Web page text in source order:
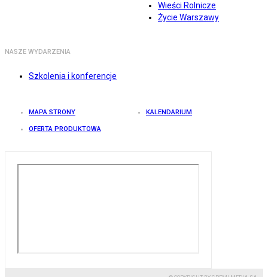
Wieści Rolnicze
Życie Warszawy
NASZE WYDARZENIA
Szkolenia i konferencje
MAPA STRONY KALENDARIUM
OFERTA PRODUKTOWA